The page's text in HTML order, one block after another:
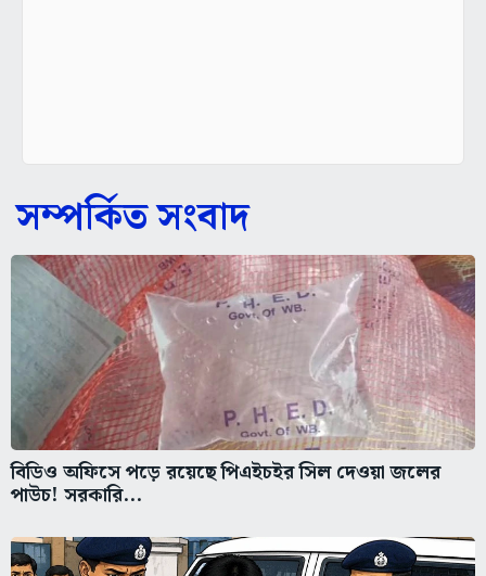
সম্পর্কিত সংবাদ
বিডিও অফিসে পড়ে রয়েছে পিএইচইর সিল দেওয়া জলের
পাউচ! সরকারি...